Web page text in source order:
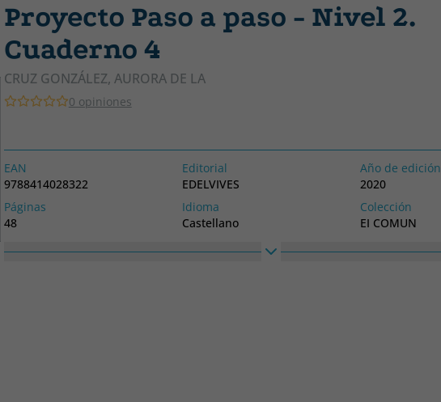
Proyecto Paso a paso - Nivel 2.
Cuaderno 4
CRUZ GONZÁLEZ, AURORA DE LA
0 opiniones
EAN
9788414028322
Editorial
EDELVIVES
Año de edición
2020
Páginas
48
Idioma
Castellano
Colección
EI COMUN